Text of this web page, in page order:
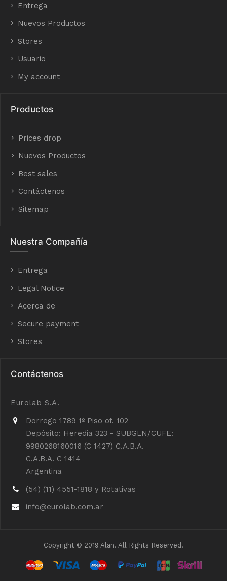
Entrega
Nuevos Productos
Stores
Usuario
My account
Productos
Prices drop
Nuevos Productos
Best sales
Contáctenos
Sitemap
Nuestra Compañía
Entrega
Legal Notice
Acerca de
Secure payment
Stores
Contáctenos
Eurolab S.A.
Dorrego 1789 1º Piso of. 102
Depósito: Heredia 323 - SUBGLN/CUFE:
9980268160016 (C 1427) C.A.B.A.
C.A.B.A. C 1414
Argentina
(54) (11) 4551-1818 y Rotativas
info@eurolab.com.ar
Copyright © 2019 Alan. All Rights Reserved.